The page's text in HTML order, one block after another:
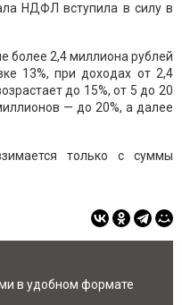
НДФЛ вступила в силу в
более 2,4 миллиона рублей
13%, при доходах от 2,4
до 15%, от 5 до 20
— до 20%, а далее
только с суммы
в удобном формате